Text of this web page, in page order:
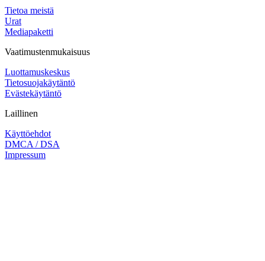
Tietoa meistä
Urat
Mediapaketti
Vaatimustenmukaisuus
Luottamuskeskus
Tietosuojakäytäntö
Evästekäytäntö
Laillinen
Käyttöehdot
DMCA / DSA
Impressum